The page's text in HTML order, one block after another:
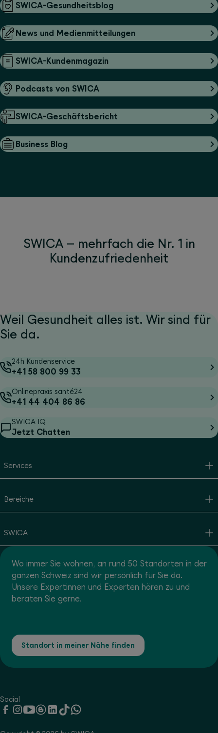
SWICA-Gesundheitsblog
News und Medienmitteilungen
SWICA-Kundenmagazin
Podcasts von SWICA
SWICA-Geschäftsbericht
Business Blog
SWICA – mehrfach die Nr. 1 in
Kundenzufriedenheit
Weil Gesundheit alles ist. Wir sind für
Sie da.
24h Kundenservice
+41 58 800 99 33
Onlinepraxis santé24
+41 44 404 86 86
SWICA IQ
Jetzt Chatten
Services
Bereiche
SWICA
Wo immer Sie wohnen, an rund 50 Standorten in der
ganzen Schweiz sind wir persönlich für Sie da.
Unsere Expertinnen und Experten hören zu und
beraten Sie gerne.
Standort in meiner Nähe finden
Social